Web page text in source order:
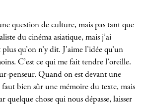
question de culture, mais pas tant que
du cinéma asiatique, mais j’ai
qu’on n’y dit. J’aime l’idée qu’un
C’est ce qui me fait tendre l’oreille.
penseur. Quand on est devant une
bien sûr une mémoire du texte, mais
quelque chose qui nous dépasse, laisser